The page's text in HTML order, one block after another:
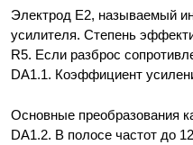
Электрод Е2, называемый
усилителя. Степень
R5. Если разброс
DA1.1. Коэффициент
Основные преобразования
DA1.2. В полосе частот до